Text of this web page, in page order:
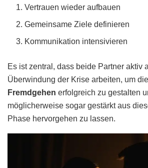
Vertrauen wieder aufbauen
Gemeinsame Ziele definieren
Kommunikation intensivieren
Es ist zentral, dass beide Partner aktiv
Überwindung der Krise arbeiten, um die
Fremdgehen erfolgreich zu gestalten
möglicherweise sogar gestärkt aus
Phase hervorgehen zu lassen.